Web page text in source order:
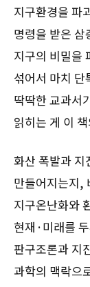
지구환경을 파
명령을 받은 삼
지구의 비밀을
섞어서 마치
딱딱한 교과서
읽히는 게 이
화산 폭발과 지
만들어지는지,
지구온난화와
현재·미래를
판구조론과 지
과학의 맥락으